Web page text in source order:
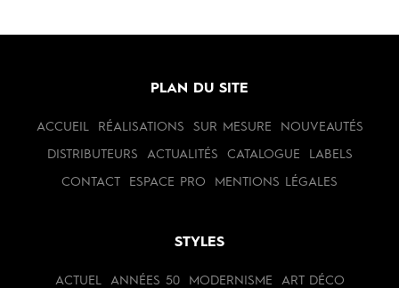
PLAN DU SITE
ACCUEIL RÉALISATIONS SUR MESURE NOUVEAUTÉS
DISTRIBUTEURS ACTUALITÉS CATALOGUE LABELS
CONTACT ESPACE PRO MENTIONS LÉGALES
STYLES
ACTUEL ANNÉES 50 MODERNISME ART DÉCO